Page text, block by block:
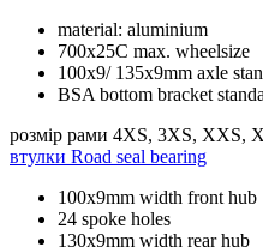
material: aluminium
700x25C max. wheelsize
100x9/ 135x9mm axle
BSA bottom bracket
розмір рами 4XS, 3XS, XXS,
втулки Road seal bearing
100x9mm width front hub
24 spoke holes
130x9mm width rear hub